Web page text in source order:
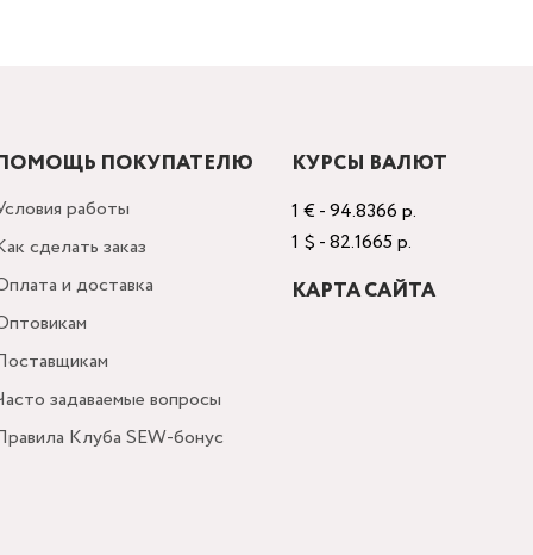
ПОКУПАТЕЛЮ
работы
сделать заказ
и доставка
задаваемые вопросы
Клуба SEW-бонус
КУРСЫ ВАЛЮТ
1 € - 94.8366 р.
1 $ - 82.1665 р.
КАРТА САЙТА